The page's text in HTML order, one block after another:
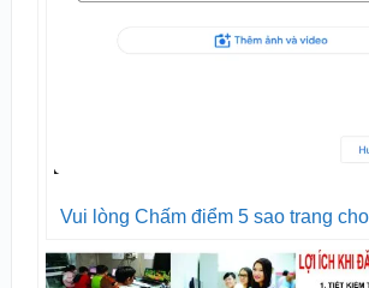
Vui lòng Chấm điểm 5 sao trang